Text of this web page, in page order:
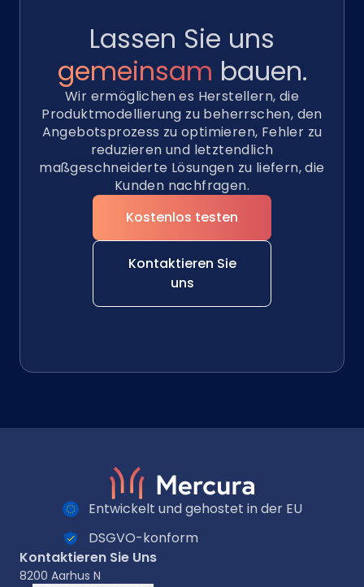
Lassen Sie uns
gemeinsam bauen.
Wir ermöglichen es Herstellern, die
Produktmodellierung zu beherrschen, den
Angebotsprozess zu optimieren, Fehler zu
reduzieren und letztendlich
maßgeschneiderte Lösungen zu liefern, die
Kunden nachfragen.
Kostenlos testen
Kontaktieren Sie
uns
Entwickelt und gehostet in der EU
DSGVO-konform
Kontaktieren Sie Uns
8200 Aarhus N